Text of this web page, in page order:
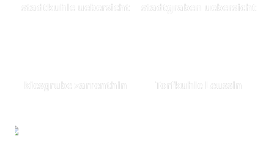
stadtkuhle uebersicht stadtgraben uebersicht
kiesgrube zarrenthin Torfkuhle Leussin